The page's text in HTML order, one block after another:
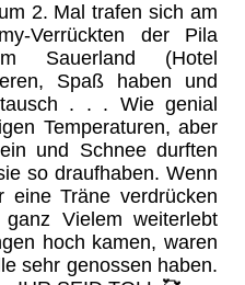
2. Mal trafen sich am
Verrückten der Pila
Sauerland (Hotel
Spaß haben und
. . . Wie genial
Temperaturen, aber
und Schnee durften
so draufhaben. Wenn
Träne verdrücken
Vielem weiterlebt
hoch kamen, waren
sehr genossen haben.